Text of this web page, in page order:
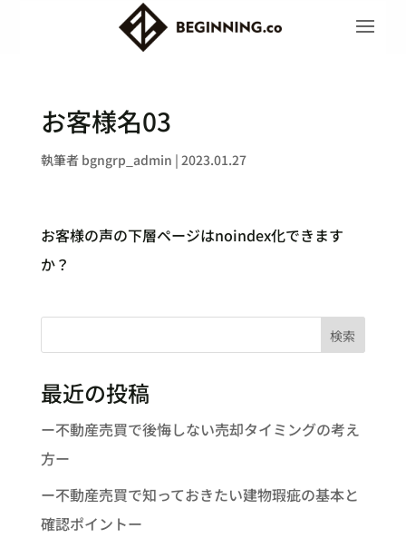
お客様名03
執筆者 bgngrp_admin | 2023.01.27
お客様の声の下層ページはnoindex化できます
か？
検索
最近の投稿
ー不動産売買で後悔しない売却タイミングの考え
方ー
ー不動産売買で知っておきたい建物瑕疵の基本と
確認ポイントー